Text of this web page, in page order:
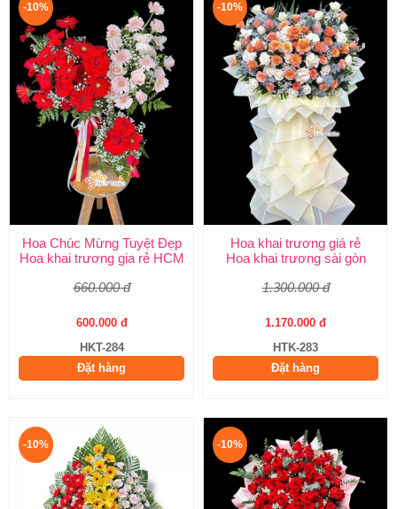
-10%
Hoa Chúc Mừng Tuyệt Đẹp
Hoa khai trương gia rẻ HCM
660.000 đ
600.000 đ
HKT-284
Đặt hàng
-10%
Hoa khai trương giá rẻ
Hoa khai trương sài gòn
1.300.000 đ
1.170.000 đ
HTK-283
Đặt hàng
-10% -10%